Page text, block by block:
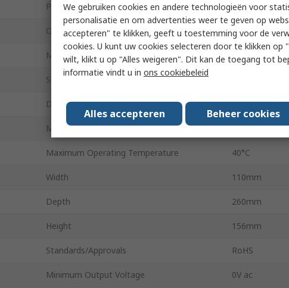
Plug Type IEC 320 C14
Output Type Digital
Maximum Supply Voltage 230V ac
Supported Number of Displays
Digital/Analogue Digital
Minimum Operating Temperature 0°C
Maximum Operating Temperature 40°C
Width 110mm
Depth 260mm
Height 156mm
Standards/Approvals RoHS
Minimum Output Voltage 0V ac
We gebruiken cookies en andere technologieën voor
personalisatie en om advertenties weer te geven op
accepteren" te klikken, geeft u toestemming voor de
cookies. U kunt uw cookies selecteren door te klikken op
wilt, klikt u op "Alles weigeren". Dit kan de toegang tot
informatie vindt u in ons cookiebeleid
Alles accepteren Beheer cookies